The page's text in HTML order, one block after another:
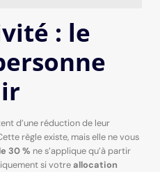
: le
d’une réduction de leur
règle existe, mais elle ne vous
30 % ne s’applique qu’à partir
si votreallocation